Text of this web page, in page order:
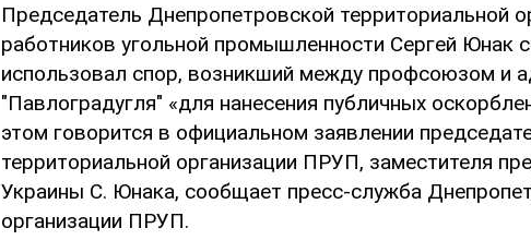
Председатель Днепропетровской территориальной
работников угольной промышленности Сергей Юнак
использовал спор, возникший между профсоюзом и
"Павлоградугля" «для нанесения публичных
этом говорится в официальном заявлении
территориальной организации ПРУП, заместителя
Украины С. Юнака, сообщает пресс-служба
организации ПРУП.